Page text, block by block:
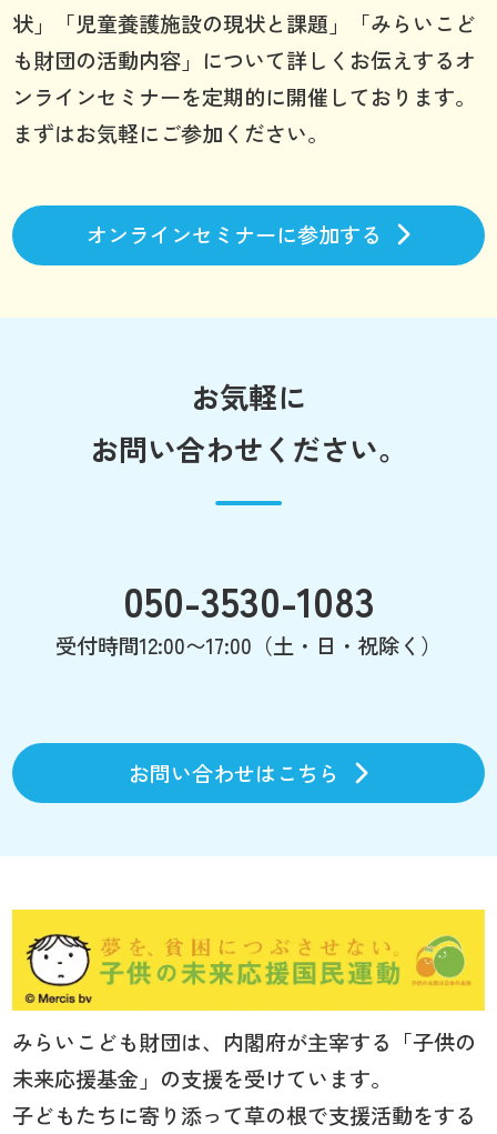
状」「児童養護施設の現状と課題」「みらいこど
も財団の活動内容」について詳しくお伝えするオ
ンラインセミナーを定期的に開催しております。
まずはお気軽にご参加ください。
オンラインセミナーに参加する
お気軽に
お問い合わせください。
050-3530-1083
受付時間12:00〜17:00（土・日・祝除く）
お問い合わせはこちら
みらいこども財団は、内閣府が主宰する「子供の
未来応援基金」の支援を受けています。
子どもたちに寄り添って草の根で支援活動をする